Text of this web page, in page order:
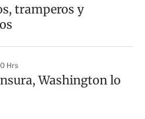
tramperos y
Hrs
Washington lo